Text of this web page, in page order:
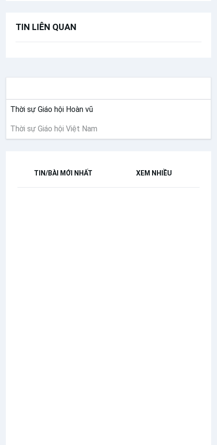
TIN LIÊN QUAN
Thời sự Giáo hội Hoàn vũ
Thời sự Giáo hội Việt Nam
TIN/BÀI MỚI NHẤT XEM NHIỀU